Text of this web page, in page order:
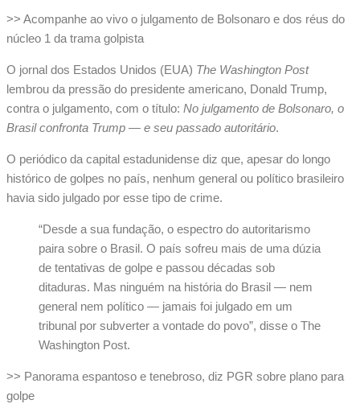
>> Acompanhe ao vivo o julgamento de Bolsonaro e dos réus do
núcleo 1 da trama golpista
O jornal dos Estados Unidos (EUA) The Washington Post
lembrou da pressão do presidente americano, Donald Trump,
contra o julgamento, com o título: No julgamento de Bolsonaro, o
Brasil confronta Trump — e seu passado autoritário.
O periódico da capital estadunidense diz que, apesar do longo
histórico de golpes no país, nenhum general ou político brasileiro
havia sido julgado por esse tipo de crime.
“Desde a sua fundação, o espectro do autoritarismo
paira sobre o Brasil. O país sofreu mais de uma dúzia
de tentativas de golpe e passou décadas sob
ditaduras. Mas ninguém na história do Brasil — nem
general nem político — jamais foi julgado em um
tribunal por subverter a vontade do povo”, disse o The
Washington Post.
>> Panorama espantoso e tenebroso, diz PGR sobre plano para
golpe